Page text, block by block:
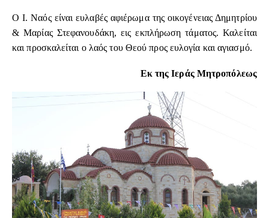
Ο Ι. Ναός είναι ευλαβές αφιέρωμα της οικογένειας Δημητρίου
& Μαρίας Στεφανουδάκη, εις εκπλήρωση τάματος. Καλείται
και προσκαλείται ο λαός του Θεού προς ευλογία και αγιασμό.
Εκ της Ιεράς Μητροπόλεως